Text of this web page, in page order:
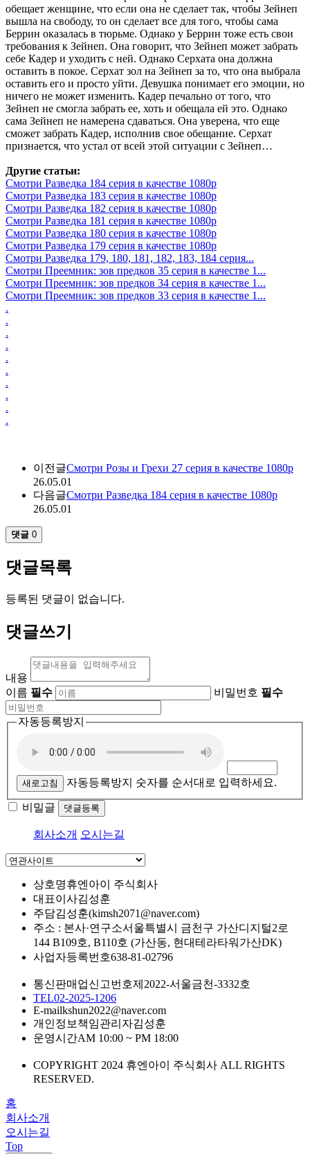
обещает женщине, что если она не сделает так, чтобы Зейнеп
вышла на свободу, то он сделает все для того, чтобы сама
Беррин оказалась в тюрьме. Однако у Беррин тоже есть свои
требования к Зейнеп. Она говорит, что Зейнеп может забрать
себе Кадер и уходить с ней. Однако Серхата она должна
оставить в покое. Серхат зол на Зейнеп за то, что она выбрала
оставить его и просто уйти. Девушка понимает его эмоции, но
ничего не может изменить. Кадер печально от того, что
Зейнеп не смогла забрать ее, хоть и обещала ей это. Однако
сама Зейнеп не намерена сдаваться. Она уверена, что еще
сможет забрать Кадер, исполнив свое обещание. Серхат
признается, что устал от всей этой ситуации с Зейнеп…
Другие статьи:
Смотри Разведка 184 серия в качестве 1080p
Смотри Разведка 183 серия в качестве 1080p
Смотри Разведка 182 серия в качестве 1080p
Смотри Разведка 181 серия в качестве 1080p
Смотри Разведка 180 серия в качестве 1080p
Смотри Разведка 179 серия в качестве 1080p
Смотри Разведка 179, 180, 181, 182, 183, 184 серия...
Смотри Преемник: зов предков 35 серия в качестве 1...
Смотри Преемник: зов предков 34 серия в качестве 1...
Смотри Преемник: зов предков 33 серия в качестве 1...
.
.
.
.
.
.
.
.
.
.
이전글Смотри Розы и Грехи 27 серия в качестве 1080p
26.05.01
다음글Смотри Разведка 184 серия в качестве 1080p
26.05.01
댓글 0
댓글목록
등록된 댓글이 없습니다.
댓글쓰기
내용
이름 필수 비밀번호 필수
자동등록방지
새로고침 자동등록방지 숫자를 순서대로 입력하세요.
비밀글 댓글등록
회사소개 오시는길
상호명휴엔아이 주식회사
대표이사김성훈
주담김성훈(kimsh2071@naver.com)
주소 : 본사·연구소서울특별시 금천구 가산디지털2로
144 B109호, B110호 (가산동, 현대테라타워가산DK)
사업자등록번호638-81-02796
통신판매업신고번호제2022-서울금천-3332호
TEL02-2025-1206
E-mailkshun2022@naver.com
개인정보책임관리자김성훈
운영시간AM 10:00 ~ PM 18:00
COPYRIGHT 2024 휴엔아이 주식회사 ALL RIGHTS
RESERVED.
홈
회사소개
오시는길
Top